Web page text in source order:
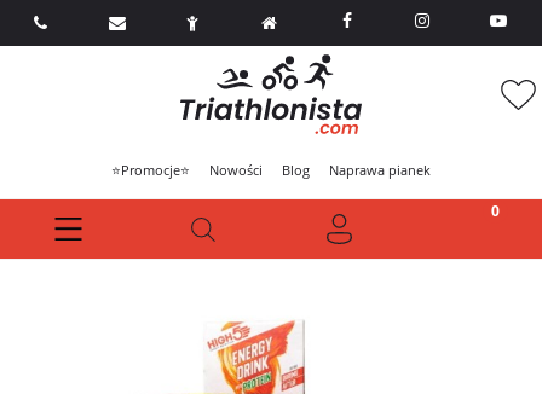
  
⭐Promocje⭐ Nowości Blog Naprawa pianek